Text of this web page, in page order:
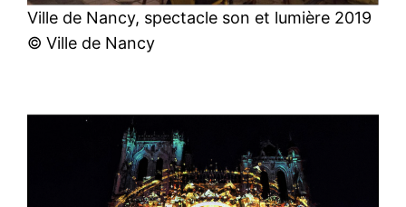
Ville de Nancy, spectacle son et lumière 2019
© Ville de Nancy